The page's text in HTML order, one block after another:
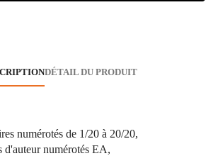
DÉTAIL DU PRODUIT
numérotés de 1/20 à 20/20,
d'auteur numérotés EA,